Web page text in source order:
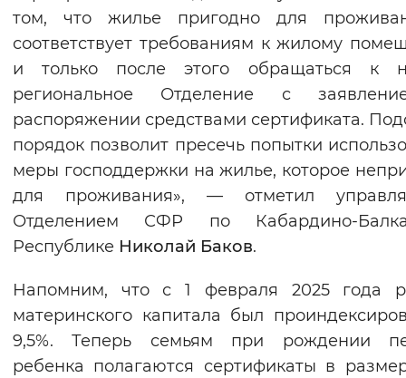
том, что жилье пригодно для
соответствует требованиям к жилому
и только после этого обращаться к
региональное Отделение с
распоряжении средствами сертификата.
порядок позволит пресечь попытки
меры господдержки на жилье, которое
для проживания», — отметил
Отделением СФР по Кабардино-
Республике Николай Баков.
Напомним, что с 1 февраля 2025 года
материнского капитала был
9,5%. Теперь семьям при рождении
ребенка полагаются сертификаты в